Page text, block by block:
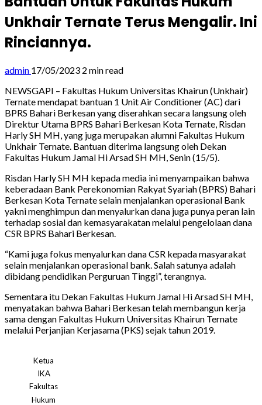
Unkhair Ternate Terus Mengalir. Ini
Rinciannya.
admin 17/05/2023 2 min read
NEWSGAPI – Fakultas Hukum Universitas Khairun (Unkhair)
Ternate mendapat bantuan 1 Unit Air Conditioner (AC) dari
BPRS Bahari Berkesan yang diserahkan secara langsung oleh
Direktur Utama BPRS Bahari Berkesan Kota Ternate, Risdan
Harly SH MH, yang juga merupakan alumni Fakultas Hukum
Unkhair Ternate. Bantuan diterima langsung oleh Dekan
Fakultas Hukum Jamal Hi Arsad SH MH, Senin (15/5).
Risdan Harly SH MH kepada media ini menyampaikan bahwa
keberadaan Bank Perekonomian Rakyat Syariah (BPRS) Bahari
Berkesan Kota Ternate selain menjalankan operasional Bank
yakni menghimpun dan menyalurkan dana juga punya peran lain
terhadap sosial dan kemasyarakatan melalui pengelolaan dana
CSR BPRS Bahari Berkesan.
“Kami juga fokus menyalurkan dana CSR kepada masyarakat
selain menjalankan operasional bank. Salah satunya adalah
dibidang pendidikan Perguruan Tinggi”, terangnya.
Sementara itu Dekan Fakultas Hukum Jamal Hi Arsad SH MH,
menyatakan bahwa Bahari Berkesan telah membangun kerja
sama dengan Fakultas Hukum Universitas Khairun Ternate
melalui Perjanjian Kerjasama (PKS) sejak tahun 2019.
Ketua
IKA
Fakultas
Hukum